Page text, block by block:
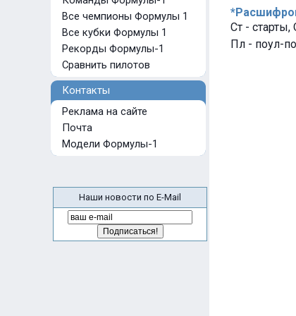
Все чемпионы Формулы 1
Все кубки Формулы 1
Рекорды Формулы-1
Сравнить пилотов
Контакты
Реклама на сайте
Почта
Модели Формулы-1
Наши новости по E-Mail
Ст -
Пл - поул-